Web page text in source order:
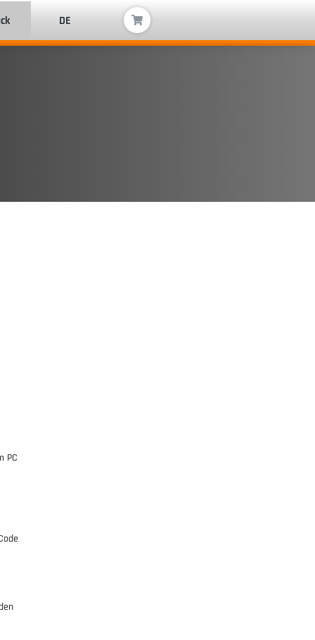
DE
PC